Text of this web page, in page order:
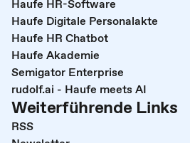
Haufe HR-Software
Haufe Digitale Personalakte
Haufe HR Chatbot
Haufe Akademie
Semigator Enterprise
rudolf.ai - Haufe meets AI
Weiterführende Links
RSS